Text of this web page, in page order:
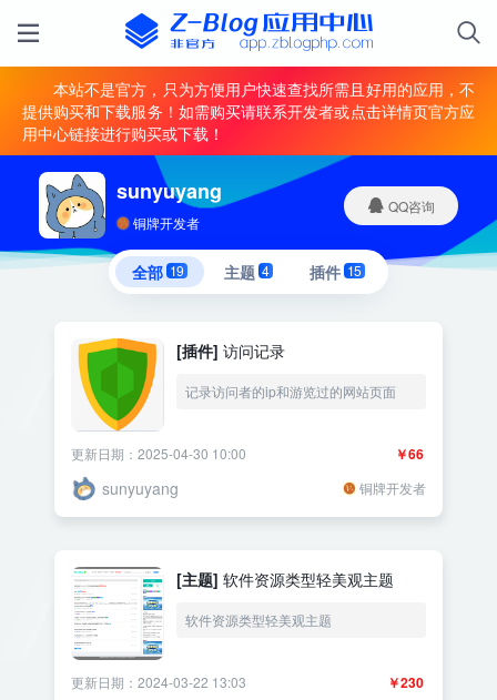
本站不是官方，只为方便用户快速查找所需且好用的应用，不
提供购买和下载服务！如需购买请联系开发者或点击详情页官方应
用中心链接进行购买或下载！
sunyuyang
铜牌开发者
QQ咨询
全部 19 主题 4 插件 15
[插件] 访问记录
记录访问者的ip和游览过的网站页面
￥66
更新日期：2025-04-30 10:00
sunyuyang 铜牌开发者
[主题] 软件资源类型轻美观主题
软件资源类型轻美观主题
￥230
更新日期：2024-03-22 13:03